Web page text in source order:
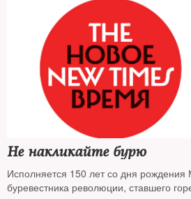
Не накликайте бурю
Исполняется 150 лет со дня
буревестника революции, ставшего